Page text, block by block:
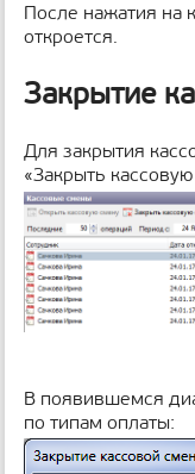
После нажатия на
откроется.
Закрытие
Для закрытия
«Закрыть
В появившемся
по типам оплаты: